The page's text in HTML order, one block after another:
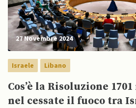
27 Novembre 2024
Israele Libano
Cos’è la Risoluzione
nel cessate il fuoco tra